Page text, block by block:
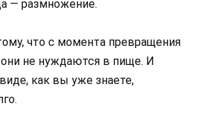
— размножение.
что с момента превращения
не нуждаются в пище. И
как вы уже знаете,